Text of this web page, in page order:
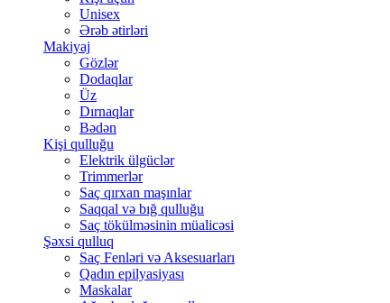
Unisex
Ərəb ətirləri
Makiyaj
Gözlər
Dodaqlar
Üz
Dırnaqlar
Bədən
Kişi qulluğu
Elektrik ülgüclər
Trimmerlər
Saç qırxan maşınlar
Saqqal və bığ qulluğu
Saç tökülməsinin müalicəsi
Şəxsi qulluq
Saç Fenləri və Aksesuarları
Qadın epilyasiyası
Maskalar